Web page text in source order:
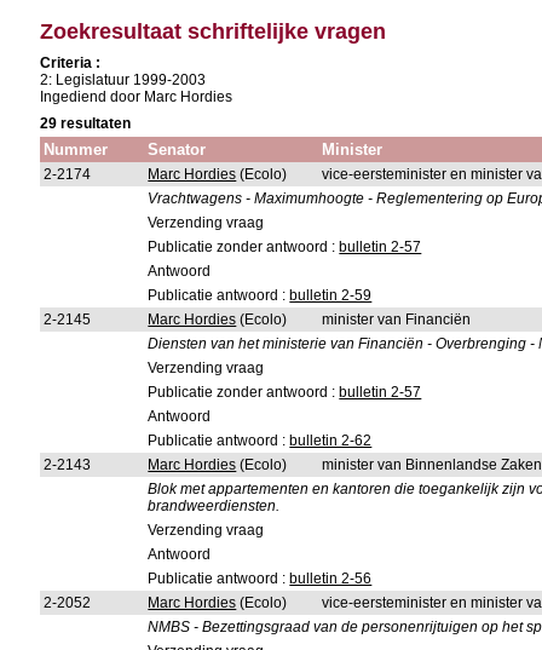
Zoekresultaat schriftelijke vragen
Criteria :
2: Legislatuur 1999-2003
Ingediend door Marc Hordies
29 resultaten
Nummer Senator Minister
2-2174 Marc Hordies (Ecolo)
vice-eersteminister en minister
Vrachtwagens - Maximumhoogte - Reglementering op
Verzending vraag
Publicatie zonder antwoord : bulletin 2-57
Antwoord
Publicatie antwoord : bulletin 2-59
2-2145
Marc Hordies (Ecolo)
minister van Financiën
Diensten van het ministerie van Financiën - Overbrenging -
Verzending vraag
Publicatie zonder antwoord : bulletin 2-57
Antwoord
Publicatie antwoord : bulletin 2-62
2-2143
Marc Hordies (Ecolo)
minister van Binnenlandse Zaken
Blok met appartementen en kantoren die toegankelijk zijn
brandweerdiensten.
Verzending vraag
Antwoord
Publicatie antwoord : bulletin 2-56
2-2052
Marc Hordies (Ecolo)
vice-eersteminister en minister
NMBS - Bezettingsgraad van de personenrijtuigen op het